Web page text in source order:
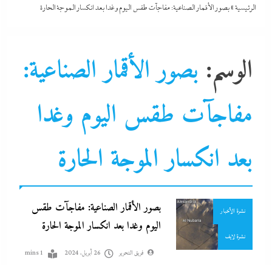
الرئيسية»بصور الأقمار الصناعية: مفاجآت طقس اليوم وغدا بعد انكسار الموجة الحارة
الوسم: بصور الأقمار الصناعية:
مفاجآت طقس اليوم وغدا
بعد انكسار الموجة الحارة
الطقس جاءنا الآن
سوشيال ميديا
نشرة الأخبار
نشرة لايف
بصور الأقمار الصناعية: مفاجآت طقس
اليوم وغدا بعد انكسار الموجة الحارة
فريق التحرير 26 أبريل، 2024 1 mins